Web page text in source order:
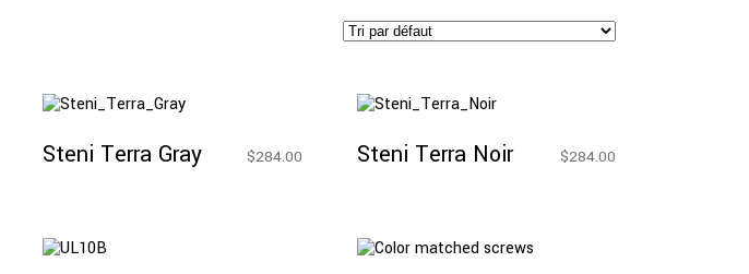
Panier
Steni Terra Gray $284.00
Panier
Steni Terra Noir $284.00
Panier